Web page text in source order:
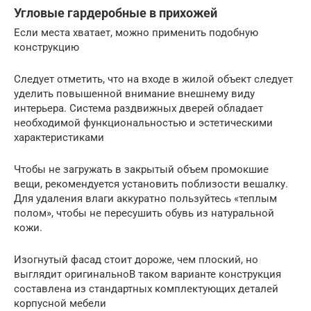
Угловые гардеробные в прихожей
Если места хватает, можно применить подобную
конструкцию
Следует отметить, что на входе в жилой объект следует
уделить повышенной внимание внешнему виду
интерьера. Система раздвижных дверей обладает
необходимой функциональностью и эстетическими
характеристиками
Чтобы не загружать в закрытый объем промокшие
вещи, рекомендуется установить поблизости вешалку.
Для удаления влаги аккуратно пользуйтесь «теплым
полом», чтобы не пересушить обувь из натуральной
кожи.
Изогнутый фасад стоит дороже, чем плоский, но
выглядит оригинальноВ таком варианте конструкция
составлена из стандартных комплектующих деталей
корпусной мебели